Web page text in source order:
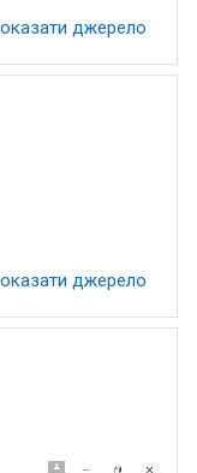
джерело
джерело